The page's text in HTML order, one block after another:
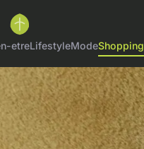
etreLifestyleModeShopping